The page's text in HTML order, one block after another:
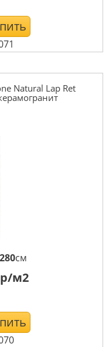
Natural Lap Ret
см
м2